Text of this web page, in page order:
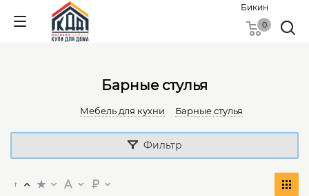
Бикин
0
Барные стулья
Мебель для кухни Барные стулья
Фильтр